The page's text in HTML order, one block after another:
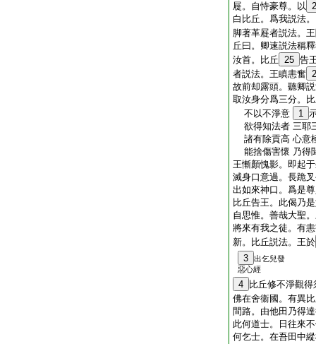
屣。自恃豪尊。以
白比丘。爲我説法
脚著革屣者説法。
丘曰。卿速説法稱
汝首。比丘 25 告
者説法。王瞋恚奮
故前却露頭。聽卿
取汝身分爲三分。
不以不淨意
1
欲得知法者 三耶
諸有除貢高 心意
能捨傷害懷 乃得
王慚顏愧影。即起
滅身口意過。長跪
出如來神口。爲是
比丘告王。此偈乃
自思惟。善哉大聖
將來有我之徒。有
新。比丘説法。王於
3
出乞兒發
惡心經
4
比丘修不淨觀
佛在舍衞國。有異
間路。由他田乃得
此何道士。日往來
何乞士。在吾田中